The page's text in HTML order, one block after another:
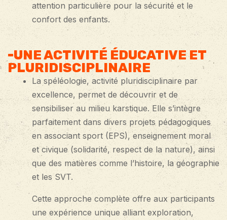
attention particulière pour la sécurité et le
confort des enfants.
-UNE ACTIVITÉ ÉDUCATIVE ET
PLURIDISCIPLINAIRE
La spéléologie, activité pluridisciplinaire par
excellence, permet de découvrir et de
sensibiliser au milieu karstique. Elle s’intègre
parfaitement dans divers projets pédagogiques
en associant sport (EPS), enseignement moral
et civique (solidarité, respect de la nature), ainsi
que des matières comme l’histoire, la géographie
et les SVT.
Cette approche complète offre aux participants
une expérience unique alliant exploration,